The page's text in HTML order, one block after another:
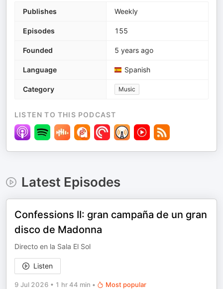
Publishes Weekly
Episodes 155
Founded 5 years ago
Language Spanish
Category Music
LISTEN TO THIS PODCAST
Latest Episodes
Confessions II: gran campaña de un gran
disco de Madonna
Directo en la Sala El Sol
Listen
9 Jul 2026 • 1 hr 44 min • Most popular